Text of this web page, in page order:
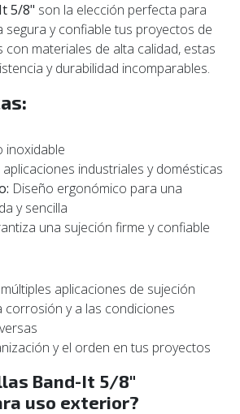
5/8" son la elección perfecta para
segura y confiable tus proyectos de
con materiales de alta calidad, estas
y durabilidad incomparables.
inoxidable
industriales y domésticas
Diseño ergonómico para una
y sencilla
una sujeción firme y confiable
aplicaciones de sujeción
corrosión y a las condiciones
y el orden en tus proyectos
Band-It 5/8"
uso exterior?